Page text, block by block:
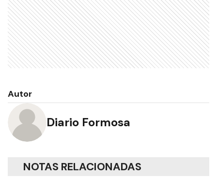
Autor
Diario Formosa
NOTAS RELACIONADAS